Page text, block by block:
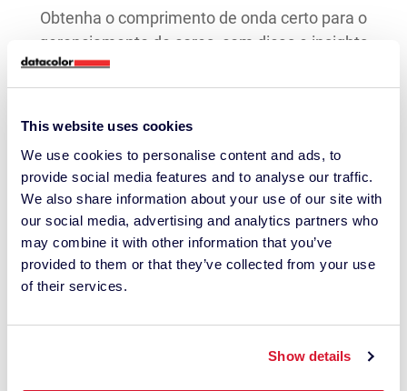
This website uses cookies
We use cookies to personalise content and ads, to
provide social media features and to analyse our traffic.
We also share information about your use of our site with
our social media, advertising and analytics partners who
may combine it with other information that you’ve
provided to them or that they’ve collected from your use
of their services.
Show details
Obtenha o comprimento de onda certo para o
gerenciamento de cores, com dicas e insights
mensais compartilhados por mais de 10.000
profissionais de cor em todo o mundo.
Manter Contato ›
Cursos + Seminários